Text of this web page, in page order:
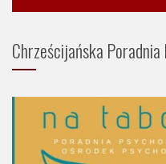
Chrześcijańska